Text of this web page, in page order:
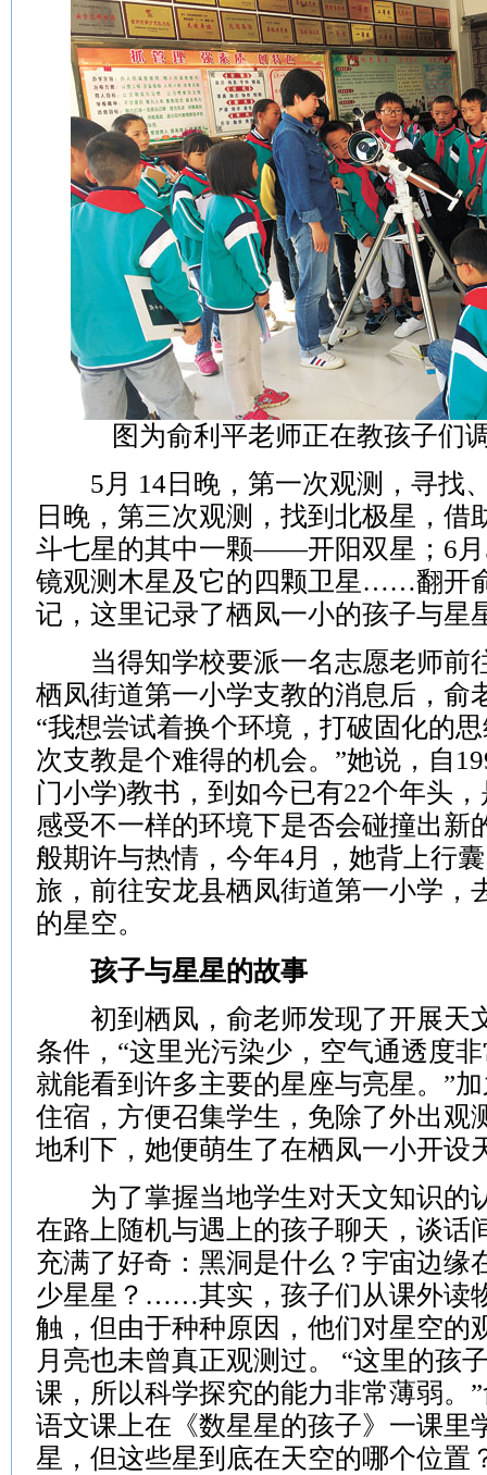
图为俞利平老师正在教孩子们
5月 14日晚，第一次观测，寻找
日晚，第三次观测，找到北极星，借
斗七星的其中一颗——开阳双星；6月
镜观测木星及它的四颗卫星……翻开
记，这里记录了栖凤一小的孩子与星
当得知学校要派一名志愿老师前
栖凤街道第一小学支教的消息后，俞
“我想尝试着换个环境，打破固化的
次支教是个难得的机会。”她说，自
门小学)教书，到如今已有22个年头
感受不一样的环境下是否会碰撞出新
般期许与热情，今年4月，她背上行
旅，前往安龙县栖凤街道第一小学，
的星空。
孩子与星星的故事
初到栖凤，俞老师发现了开展天
条件，“这里光污染少，空气通透度
就能看到许多主要的星座与亮星。”
住宿，方便召集学生，免除了外出观
地利下，她便萌生了在栖凤一小开设
为了掌握当地学生对天文知识的
在路上随机与遇上的孩子聊天，谈话
充满了好奇：黑洞是什么？宇宙边缘
少星星？……其实，孩子们从课外读
触，但由于种种原因，他们对星空的
月亮也未曾真正观测过。 “这里的孩
课，所以科学探究的能力非常薄弱。
语文课上在《数星星的孩子》一课里
星，但这些星到底在天空的哪个位置